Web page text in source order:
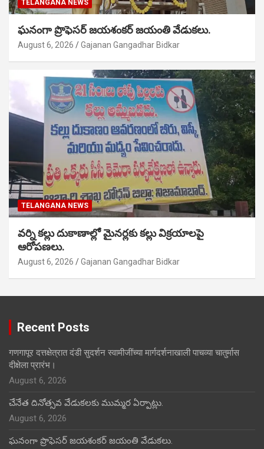
TELANGANA NEWS
ఘనంగా ప్రొఫెసర్ జయశంకర్ జయంతి వేడుకలు.
August 6, 2026 Gajanan Gangadhar Bidkar
TELANGANA NEWS
వర్ని కల్లు దుకాణాల్లో మైనర్లకు కల్లు విక్రయాలపై
ఆరోపణలు.
August 6, 2026 Gajanan Gangadhar Bidkar
Recent Posts
गणगापूर दत्तक्षेत्रात दंडी सुदर्शन स्वामीजींच्या मार्गदर्शनाखाली पाचव्या चातुर्मास
दीक्षेला प्रारंभ।
August 6, 2026
చేనేత దినోత్సవ వేడుకలకు ముమ్మర ఏర్పాట్లు.
August 6, 2026
ఘనంగా ప్రొఫెసర్ జయశంకర్ జయంతి వేడుకలు.